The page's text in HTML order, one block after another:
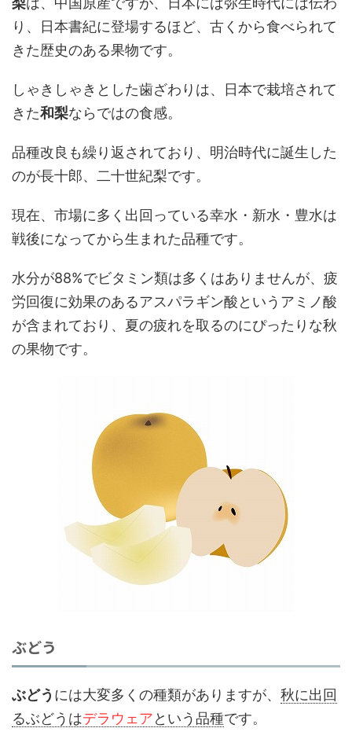
り、日本書紀に登場するほど、古くから食べられて
きた歴史のある果物です。
しゃきしゃきとした歯ざわりは、日本で栽培されて
きた和梨ならではの食感。
品種改良も繰り返されており、明治時代に誕生した
のが長十郎、二十世紀梨です。
現在、市場に多く出回っている幸水・新水・豊水は
戦後になってから生まれた品種です。
水分が88%でビタミン類は多くはありませんが、疲
労回復に効果のあるアスパラギン酸というアミノ酸
が含まれており、夏の疲れを取るのにぴったりな秋
の果物です。
ぶどう
ぶどう には大変多くの種類がありますが、 秋に出回
るぶどうはデラウェアという品種です。